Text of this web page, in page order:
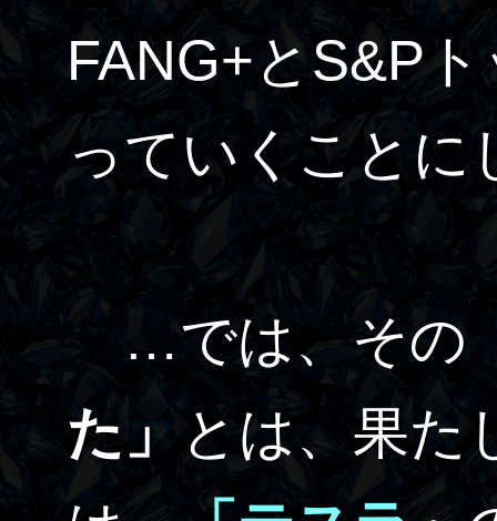
FANG+とS&P
っていくことに
…では、その
た」
とは、果た